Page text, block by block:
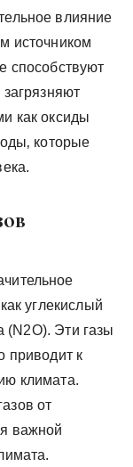
влияние
источником
способствуют
как оксиды
которые
углекислый
(N2O). Эти газы
приводит к
климата.
от
важной